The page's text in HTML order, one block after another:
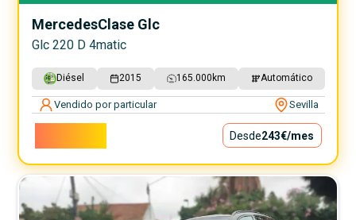
MercedesClase Glc
Glc 220 D 4matic
Diésel 2015 165.000 km Automático
Vendido por particular Sevilla
Desde243€/mes